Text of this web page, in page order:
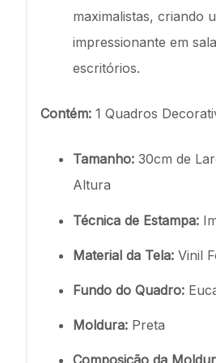
maximalistas, criando
impressionante em
escritórios.
Contém: 1 Quadros
Tamanho: 30cm de
Altura
Técnica de Estampa:
Material da Tela: Vinil
Fundo do Quadro:
Moldura: Preta